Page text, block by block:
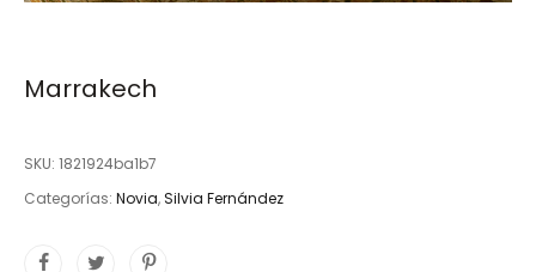
Marrakech
SKU: 1821924ba1b7
Categorías: Novia,Silvia Fernández